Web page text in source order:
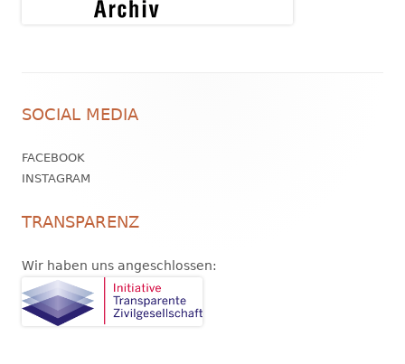
Inhalt
SOCIAL MEDIA
FACEBOOK
INSTAGRAM
TRANSPARENZ
Wir haben uns angeschlossen: